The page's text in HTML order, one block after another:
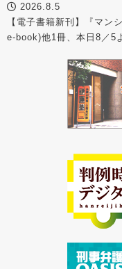
2026.8.5
【電子書籍新刊】『マン
e-book)他1冊、本日8／5